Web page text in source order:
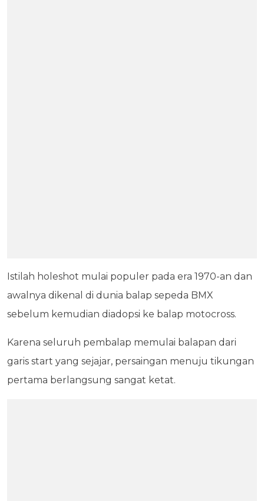
Istilah holeshot mulai populer pada era 1970-an dan
awalnya dikenal di dunia balap sepeda BMX
sebelum kemudian diadopsi ke balap motocross.
Karena seluruh pembalap memulai balapan dari
garis start yang sejajar, persaingan menuju tikungan
pertama berlangsung sangat ketat.